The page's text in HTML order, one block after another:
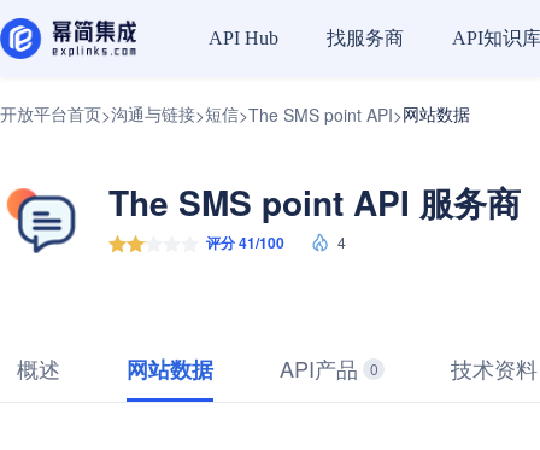
API Hub 找服务商 API知识库
开放平台首页>沟通与链接>短信>The SMS point API>网站数据
The SMS point API 服务商
评分 41/100 4
概述 网站数据 API产品 0 技术资料